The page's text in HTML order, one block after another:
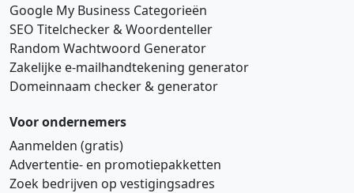
Google My Business Categorieën
SEO Titelchecker & Woordenteller
Random Wachtwoord Generator
Zakelijke e‑mailhandtekening generator
Domeinnaam checker & generator
Voor ondernemers
Aanmelden (gratis)
Advertentie‑ en promotiepakketten
Zoek bedrijven op vestigingsadres